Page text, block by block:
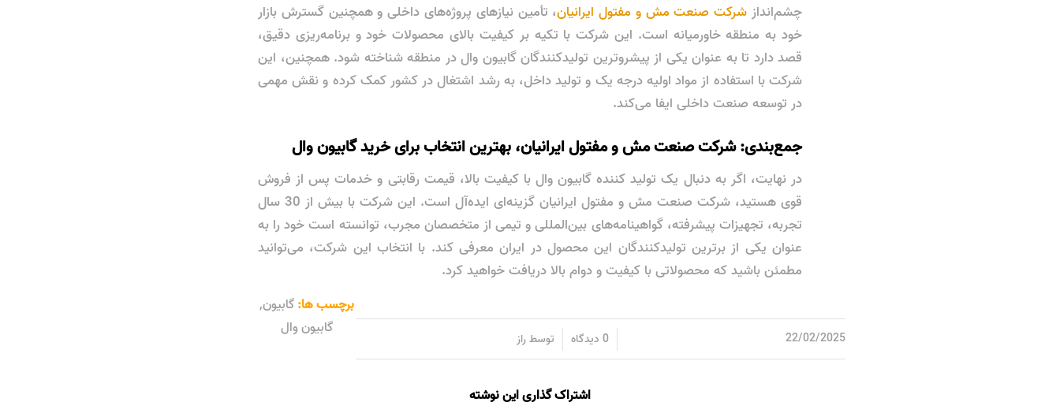
چشم‌انداز شرکت صنعت مش و مفتول ایرانیان، تأمین نیازهای پروژه‌های داخلی و همچنین گسترش بازار
خود به منطقه خاورمیانه است. این شرکت با تکیه بر کیفیت بالای محصولات خود و برنامه‌ریزی دقیق،
قصد دارد تا به عنوان یکی از پیشروترین تولیدکنندگان گابیون وال در منطقه شناخته شود. همچنین، این
شرکت با استفاده از مواد اولیه درجه یک و تولید داخل، به رشد اشتغال در کشور کمک کرده و نقش مهمی
در توسعه صنعت داخلی ایفا می‌کند.
جمع‌بندی: شرکت صنعت مش و مفتول ایرانیان، بهترین انتخاب برای خرید گابیون وال
در نهایت، اگر به دنبال یک تولید کننده گابیون وال با کیفیت بالا، قیمت رقابتی و خدمات پس از فروش
قوی هستید، شرکت صنعت مش و مفتول ایرانیان گزینه‌ای ایده‌آل است. این شرکت با بیش از 30 سال
تجربه، تجهیزات پیشرفته، گواهینامه‌های بین‌المللی و تیمی از متخصصان مجرب، توانسته است خود را به
عنوان یکی از برترین تولیدکنندگان این محصول در ایران معرفی کند. با انتخاب این شرکت، می‌توانید
مطمئن باشید که محصولاتی با کیفیت و دوام بالا دریافت خواهید کرد.
22/02/2025 0 دیدگاه توسطراز
برچسب ها: گابیون,
گابیون وال
اشتراک گذاری این نوشته